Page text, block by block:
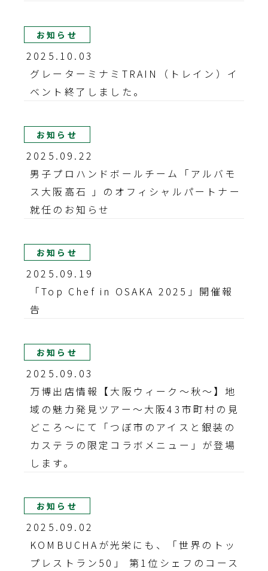
お知らせ
2025.10.03
グレーターミナミTRAIN（トレイン）イ
ベント終了しました。
お知らせ
2025.09.22
男子プロハンドボールチーム「アルバモ
ス大阪高石 」のオフィシャルパートナー
就任のお知らせ
お知らせ
2025.09.19
「Top Chef in OSAKA 2025」開催報
告
お知らせ
2025.09.03
万博出店情報【大阪ウィーク〜秋〜】地
域の魅力発見ツアー～大阪43市町村の見
どころ～にて「つぼ市のアイスと銀装の
カステラの限定コラボメニュー」が登場
します。
お知らせ
2025.09.02
KOMBUCHAが光栄にも、「世界のトッ
プレストラン50」 第1位シェフのコース